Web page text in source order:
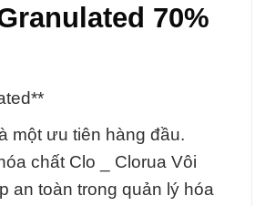
70%
một ưu tiên hàng đầu.
chất Clo _ Clorua Vôi
an toàn trong quản lý hóa